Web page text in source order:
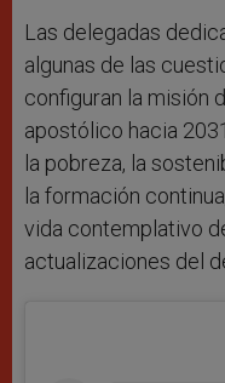
Las delegadas
algunas de las
configuran la misión
apostólico hacia
la pobreza, la
la formación
vida contemplativo
actualizaciones del